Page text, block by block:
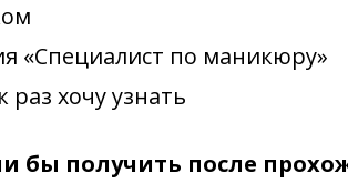
«Специалист по маникюру»
раз хочу узнать
бы получить после